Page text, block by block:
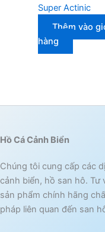
Super Actinic
Thêm vào
hàng
Hồ Cá Cảnh Biển
Chúng tôi cung cấp các
cảnh biển, hồ san hô. Tư
sản phẩm chính hãng
pháp liên quan đến san